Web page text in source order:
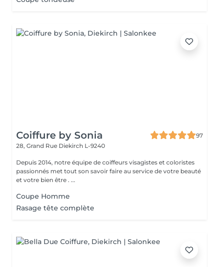
Coiffure by Sonia
97
28, Grand Rue Diekirch L-9240
Depuis 2014, notre équipe de coiffeurs visagistes et coloristes
passionnés met tout son savoir faire au service de votre beauté
et votre bien être . ...
Coupe Homme
Rasage tête complète